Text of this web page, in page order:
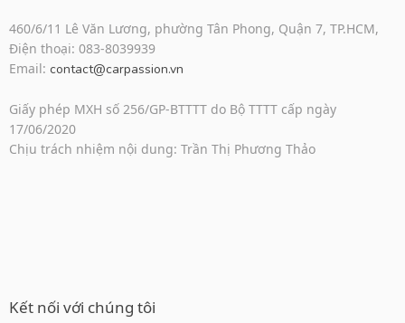
460/6/11 Lê Văn Lương, phường Tân Phong, Quận 7, TP.HCM,
Điện thoại: 083-8039939
Email: contact@carpassion.vn
Giấy phép MXH số 256/GP-BTTTT do Bộ TTTT cấp ngày
17/06/2020
Chịu trách nhiệm nội dung: Trần Thị Phương Thảo
Kết nối với chúng tôi